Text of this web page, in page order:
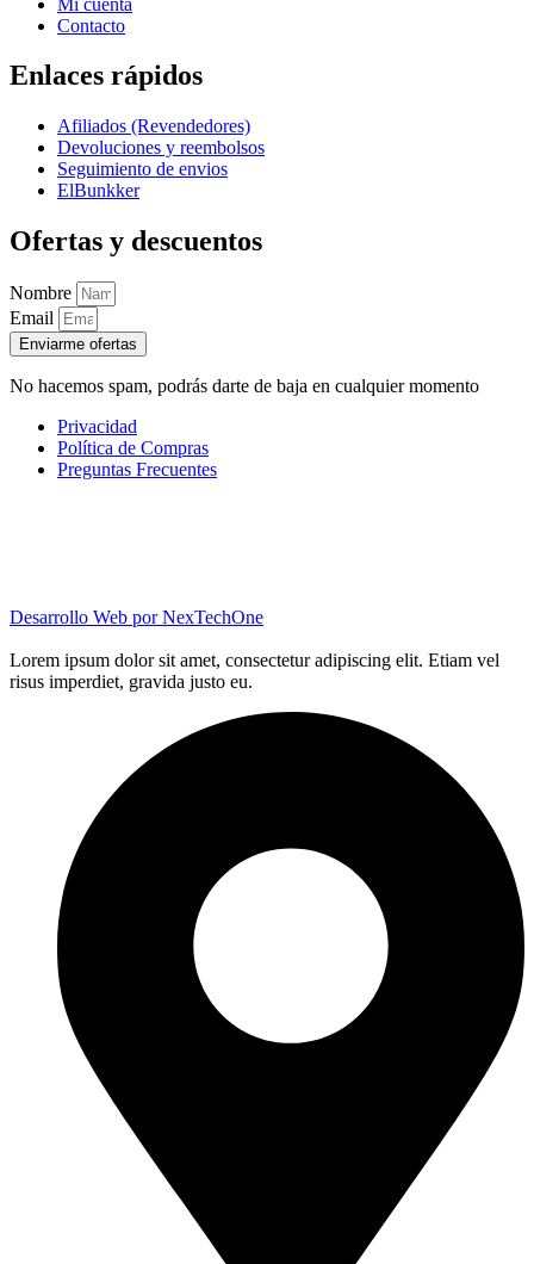
Contacto
Enlaces rápidos
Afiliados (Revendedores)
Devoluciones y reembolsos
Seguimiento de envios
ElBunkker
Ofertas y descuentos
Nombre
Email
Enviarme ofertas
No hacemos spam, podrás darte de baja en cualquier momento
Privacidad
Política de Compras
Preguntas Frecuentes
Desarrollo Web porNexTechOne
Lorem ipsum dolor sit amet, consectetur adipiscing elit. Etiam vel
risus imperdiet, gravida justo eu.